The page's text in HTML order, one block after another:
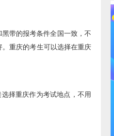
带的报考条件全国一致，不
重庆的考生可以选择在重庆
择重庆作为考试地点，不用